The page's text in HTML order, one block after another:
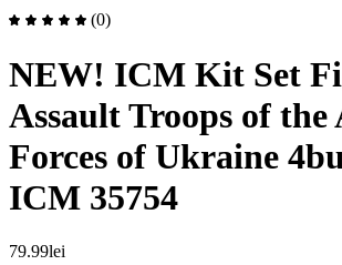
(0)
NEW! ICM Kit Set
Assault Troops of the
Forces of Ukraine
ICM 35754
79.99lei